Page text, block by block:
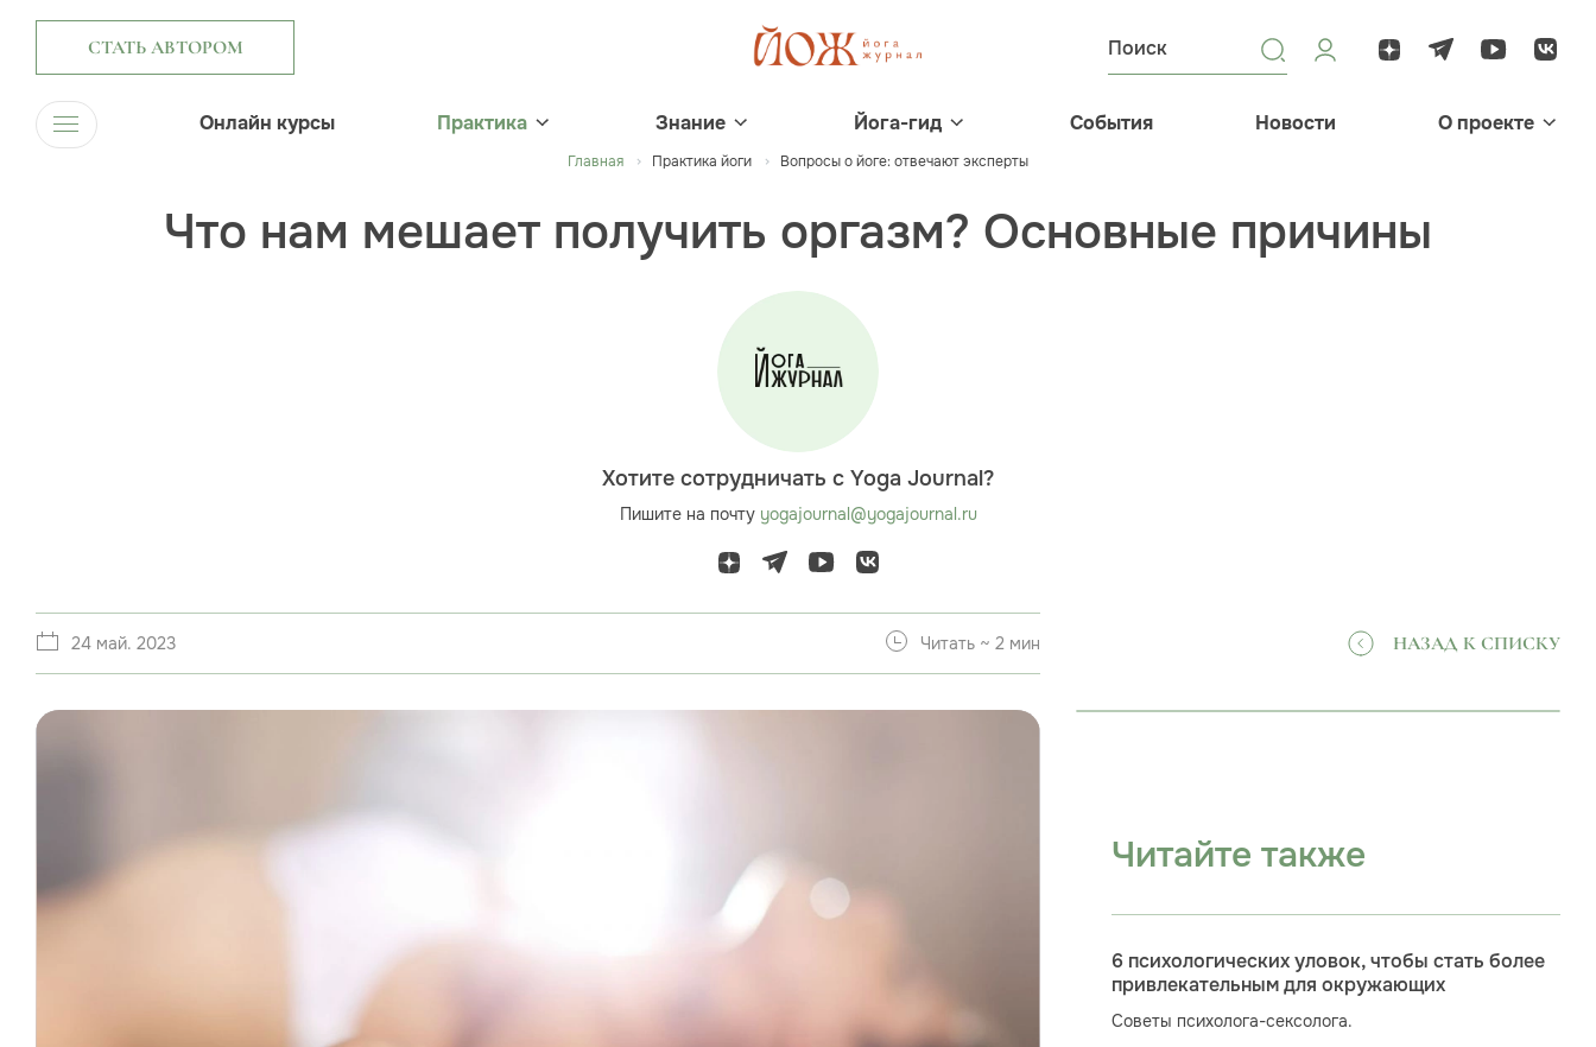
СТАТЬ АВТОРОМ
Онлайн курсы Практика Знание Йога-гид События Новости О проекте
Главная Практика йоги Вопросы о йоге: отвечают эксперты
Что нам мешает получить оргазм? Основные причины
Хотите сотрудничать с Yoga Journal?
Пишите на почту yogajournal@yogajournal.ru
24 май. 2023 Читать ~ 2 мин НАЗАД К СПИСКУ
Читайте также
6 психологических уловок, чтобы стать более
привлекательным для окружающих
Советы психолога-сексолога.